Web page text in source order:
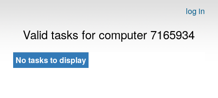
log in
Valid tasks for computer 7165934
No tasks to display